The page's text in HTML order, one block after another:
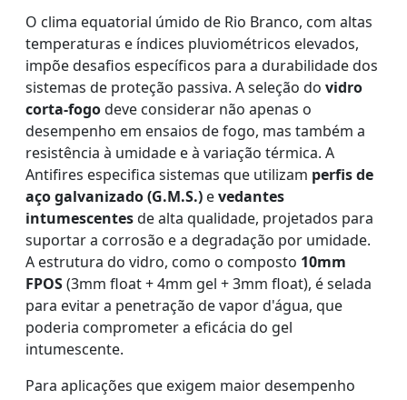
O clima equatorial úmido de Rio Branco, com altas
temperaturas e índices pluviométricos elevados,
impõe desafios específicos para a durabilidade dos
sistemas de proteção passiva. A seleção do vidro
corta-fogodeve considerar não apenas o
desempenho em ensaios de fogo, mas também a
resistência à umidade e à variação térmica. A
Antifires especifica sistemas que utilizam perfis de
aço galvanizado (G.M.S.) evedantes
intumescentesde alta qualidade, projetados para
suportar a corrosão e a degradação por umidade.
A estrutura do vidro, como o composto 10mm
FPOS(3mm float + 4mm gel + 3mm float), é selada
para evitar a penetração de vapor d'água, que
poderia comprometer a eficácia do gel
intumescente.
Para aplicações que exigem maior desempenho